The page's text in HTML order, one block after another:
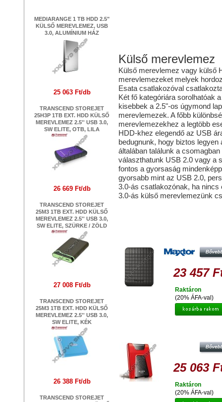
MEDIARANGE 1 TB HDD 2.5"
KÜLSŐ MEREVLEMEZ, USB
3.0, ALUMÍNIUM HÁZ
25 063 Ft/db
TRANSCEND STOREJET
25H3P 1TB EXT. HDD KÜLSŐ
MEREVLEMEZ 2.5'' USB 3.0,
SW ELITE, OTB, LILA
26 669 Ft/db
TRANSCEND STOREJET
25M3 1TB EXT. HDD KÜLSŐ
MEREVLEMEZ 2.5'' USB 3.0,
SW ELITE, SZÜRKE / ZÖLD
27 008 Ft/db
TRANSCEND STOREJET
25M3 1TB EXT. HDD KÜLSŐ
MEREVLEMEZ 2.5'' USB 3.0,
SW ELITE, KÉK
26 388 Ft/db
TRANSCEND STOREJET
Külső merevlemez
Külső merevlemez vagy külső
merevlemezeket melyek
Esata csatlakozóval
Két fő kategóriára sorolhatóak
kisebbek a 2.5"-os úgymond
merevlemezek. A főbb
merevlemezekhez a legtöbb
HDD-khez elegendő az USB
bedugnunk, hogy biztos
általában találunk a
választhatunk USB 2.0 vagy a
fontos a gyorsaság
gyorsabb mint az USB 2.0,
3.0-ás csatlakozónak, ha
3.0-ás külső merevlemezünk
23 457
(20% ÁFA-val)
Raktáron
25 063
(20% ÁFA-val)
Raktáron